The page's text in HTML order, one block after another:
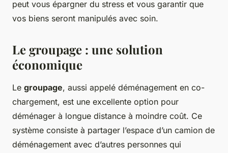
peut vous épargner du stress et vous garantir que
vos biens seront manipulés avec soin.
Le groupage : une solution
économique
Le groupage, aussi appelé déménagement en co-
chargement, est une excellente option pour
déménager à longue distance à moindre coût. Ce
système consiste à partager l’espace d’un camion de
déménagement avec d’autres personnes qui